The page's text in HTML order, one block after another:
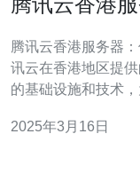
腾讯云香港服务器：优质CN2选
讯云在香港地区提
的基础设施和技术
讯云拥有全球领先
2025年3月16日